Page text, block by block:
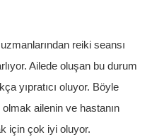
reiki seansı
Ailede oluşan bu durum
yıpratıcı oluyor. Böyle
ailenin ve hastanın
için çok iyi oluyor.